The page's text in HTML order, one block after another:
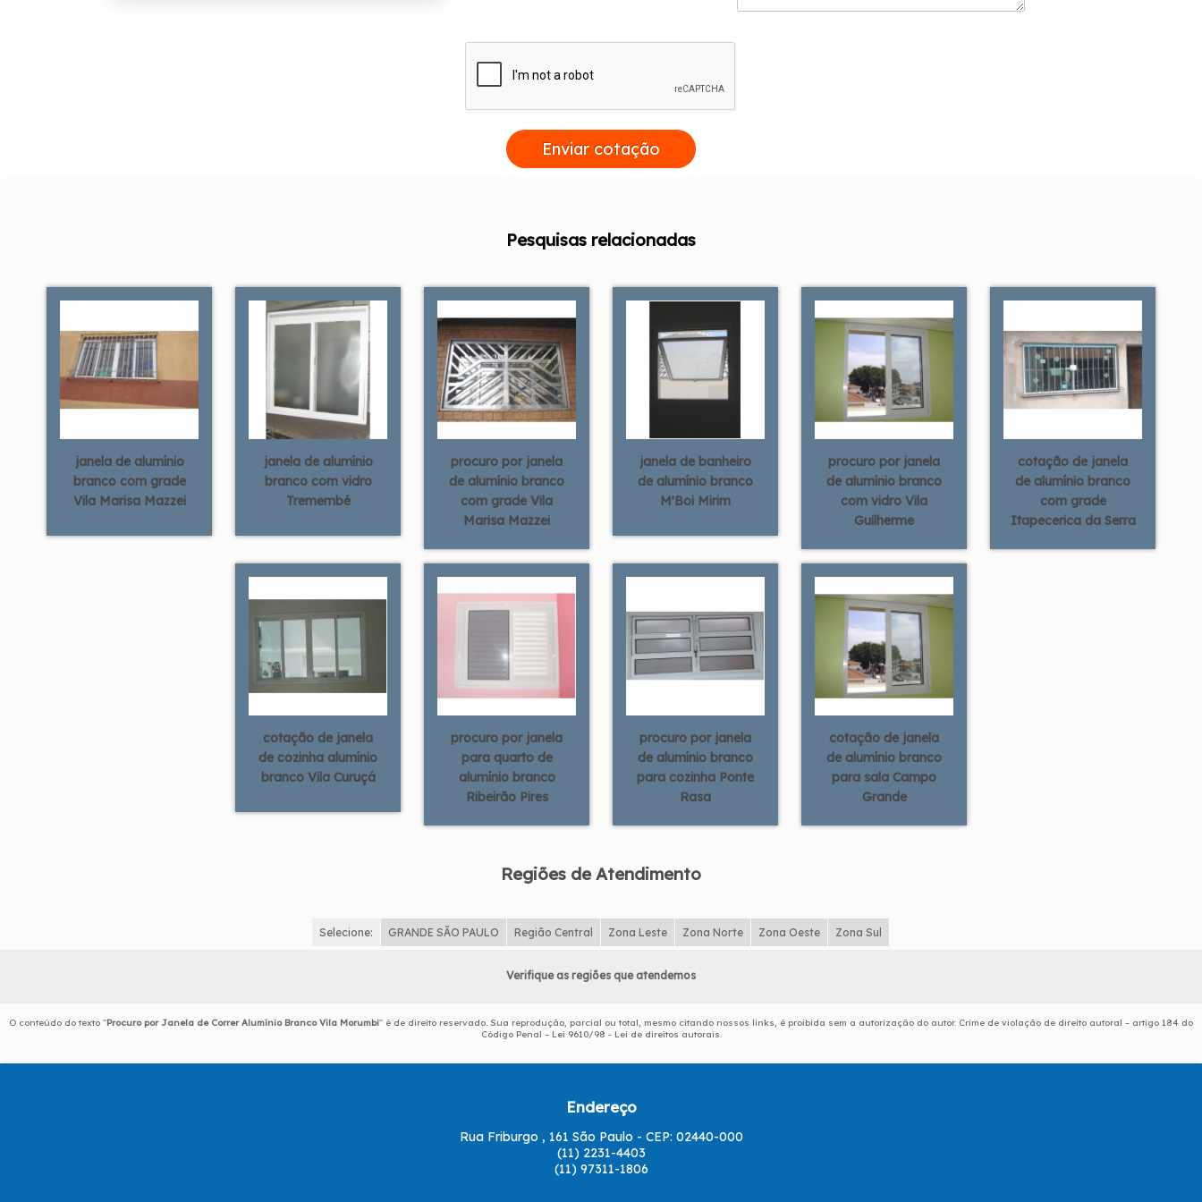
Enviar cotação
Pesquisas relacionadas
janela de alumínio
branco com grade
Vila Marisa Mazzei
janela de alumínio
branco com vidro
Tremembé
procuro por janela
de alumínio branco
com grade Vila
Marisa Mazzei
janela de banheiro
de alumínio branco
M'Boi Mirim
procuro por janela
de alumínio branco
com vidro Vila
Guilherme
cotação de janela
de alumínio branco
com grade
Itapecerica da Serra
cotação de janela
de cozinha alumínio
branco Vila Curuçá
procuro por janela
para quarto de
alumínio branco
Ribeirão Pires
procuro por janela
de alumínio branco
para cozinha Ponte
Rasa
cotação de janela
de alumínio branco
para sala Campo
Grande
Regiões de Atendimento
Selecione: GRANDE SÃO PAULO Região Central Zona Leste Zona Norte Zona Oeste Zona Sul
Verifique as regiões que atendemos
O conteúdo do texto "Procuro por Janela de Correr Alumínio Branco Vila Morumbi" é de direito reservado. Sua reprodução, parcial ou total, mesmo citando nossos links, é proibida sem a autorização do autor. Crime de violação de direito autoral – artigo 184 do
Código Penal – Lei 9610/98 - Lei de direitos autorais.
Endereço
Rua Friburgo , 161 São Paulo - CEP: 02440-000
(11) 2231-4403
(11) 97311-1806